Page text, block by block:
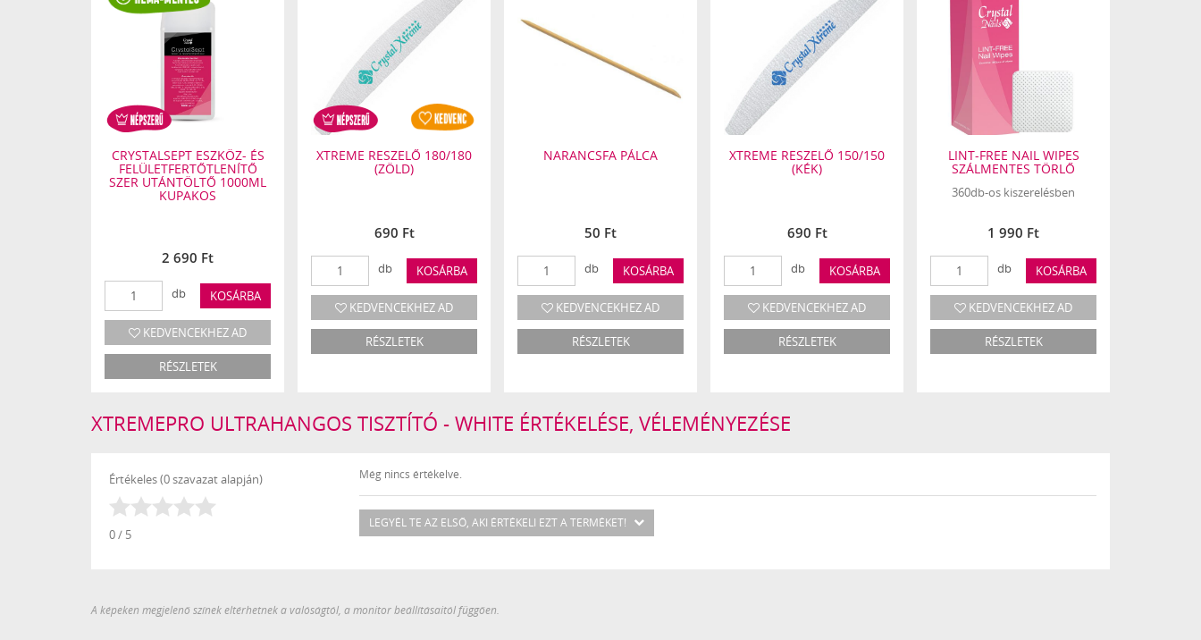
CRYSTALSEPT ESZKÖZ- ÉS
FELÜLETFERTŐTLENÍTŐ
SZER UTÁNTÖLTŐ 1000ML
KUPAKOS
2 690 Ft
db KOSÁRBA
KEDVENCEKHEZ AD
RÉSZLETEK
XTREME RESZELŐ 180/180
(ZÖLD)
690 Ft
db KOSÁRBA
KEDVENCEKHEZ AD
RÉSZLETEK
NARANCSFA PÁLCA
50 Ft
db KOSÁRBA
KEDVENCEKHEZ AD
RÉSZLETEK
XTREME RESZELŐ 150/150
(KÉK)
690 Ft
db KOSÁRBA
KEDVENCEKHEZ AD
RÉSZLETEK
LINT-FREE NAIL WIPES
SZÁLMENTES TÖRLŐ
360db-os kiszerelésben
1 990 Ft
db KOSÁRBA
KEDVENCEKHEZ AD
RÉSZLETEK
XTREMEPRO ULTRAHANGOS TISZTÍTÓ - WHITE ÉRTÉKELÉSE, VÉLEMÉNYEZÉSE
Értékeles (0 szavazat alapján)
0 / 5
Még nincs értékelve.
LEGYÉL TE AZ ELSŐ, AKI ÉRTÉKELI EZT A TERMÉKET!
A képeken megjelenő színek eltérhetnek a valóságtól, a monitor beállításaitól függően.